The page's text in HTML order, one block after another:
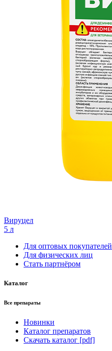
Вируцел
5 л
Для оптовых покупателей
Для физических лиц
Стать партнёром
Каталог
Все препараты
Новинки
Каталог препаратов
Скачать каталог [pdf]